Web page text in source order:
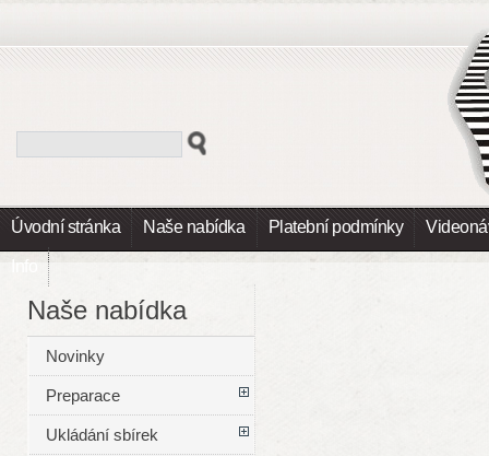
Úvodní stránka Naše nabídka Platební podmínky
Info
Naše nabídka
Novinky
Preparace
Ukládání sbírek